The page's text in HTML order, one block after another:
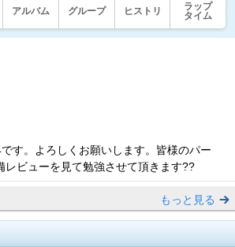
アルバム グループ ヒストリ
ラップ
タイム
す。よろしくお願いします。皆様のパー
レビューを見て勉強させて頂きます??
もっと見る